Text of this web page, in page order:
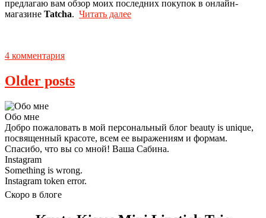
предлагаю вам обзор моих последних покупок в онлайн-
магазине Tatcha. Читать далее
4 комментария
Older posts
Обо мне
Добро пожаловать в мой персональный блог beauty is unique,
посвященный красоте, всем ее выражениям и формам.
Спасибо, что вы со мной! Ваша Сабина.
Instagram
Something is wrong.
Instagram token error.
Скоро в блоге